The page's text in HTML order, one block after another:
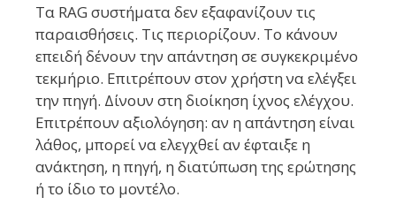
Τα RAG συστήματα δεν εξαφανίζουν τις
παραισθήσεις. Τις περιορίζουν. Το κάνουν
επειδή δένουν την απάντηση σε συγκεκριμένο
τεκμήριο. Επιτρέπουν στον χρήστη να ελέγξει
την πηγή. Δίνουν στη διοίκηση ίχνος ελέγχου.
Επιτρέπουν αξιολόγηση: αν η απάντηση είναι
λάθος, μπορεί να ελεγχθεί αν έφταιξε η
ανάκτηση, η πηγή, η διατύπωση της ερώτησης
ή το ίδιο το μοντέλο.